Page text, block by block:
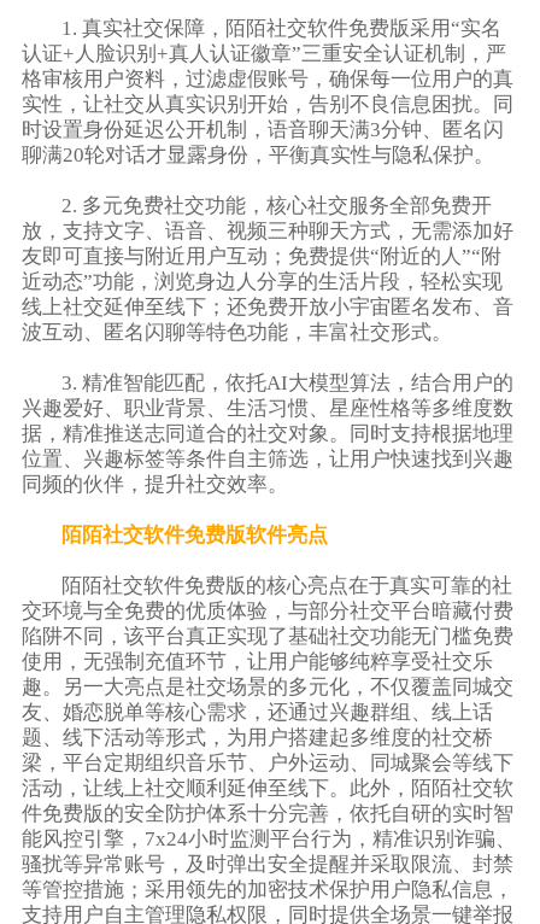
1. 真实社交保障，陌陌社交软件免费版采用“实名
认证+人脸识别+真人认证徽章”三重安全认证机制，严
格审核用户资料，过滤虚假账号，确保每一位用户的真
实性，让社交从真实识别开始，告别不良信息困扰。同
时设置身份延迟公开机制，语音聊天满3分钟、匿名闪
聊满20轮对话才显露身份，平衡真实性与隐私保护。
2. 多元免费社交功能，核心社交服务全部免费开
放，支持文字、语音、视频三种聊天方式，无需添加好
友即可直接与附近用户互动；免费提供“附近的人”“附
近动态”功能，浏览身边人分享的生活片段，轻松实现
线上社交延伸至线下；还免费开放小宇宙匿名发布、音
波互动、匿名闪聊等特色功能，丰富社交形式。
3. 精准智能匹配，依托AI大模型算法，结合用户的
兴趣爱好、职业背景、生活习惯、星座性格等多维度数
据，精准推送志同道合的社交对象。同时支持根据地理
位置、兴趣标签等条件自主筛选，让用户快速找到兴趣
同频的伙伴，提升社交效率。
陌陌社交软件免费版软件亮点
陌陌社交软件免费版的核心亮点在于真实可靠的社
交环境与全免费的优质体验，与部分社交平台暗藏付费
陷阱不同，该平台真正实现了基础社交功能无门槛免费
使用，无强制充值环节，让用户能够纯粹享受社交乐
趣。另一大亮点是社交场景的多元化，不仅覆盖同城交
友、婚恋脱单等核心需求，还通过兴趣群组、线上话
题、线下活动等形式，为用户搭建起多维度的社交桥
梁，平台定期组织音乐节、户外运动、同城聚会等线下
活动，让线上社交顺利延伸至线下。此外，陌陌社交软
件免费版的安全防护体系十分完善，依托自研的实时智
能风控引擎，7x24小时监测平台行为，精准识别诈骗、
骚扰等异常账号，及时弹出安全提醒并采取限流、封禁
等管控措施；采用领先的加密技术保护用户隐私信息，
支持用户自主管理隐私权限，同时提供全场景一键举报